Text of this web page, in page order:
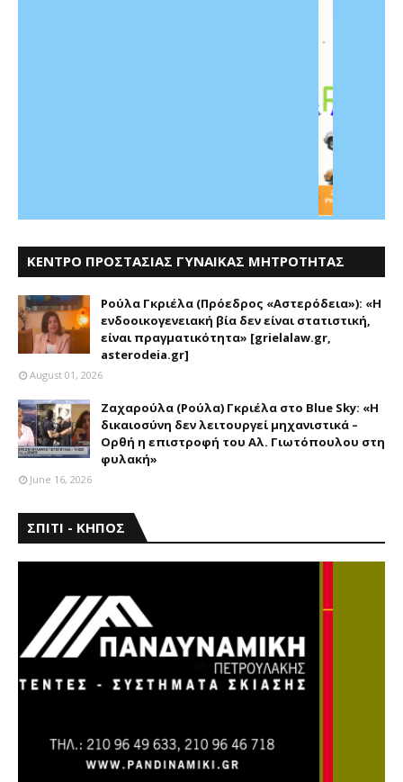
ΚΕΝΤΡΟ ΠΡΟΣΤΑΣΙΑΣ ΓΥΝΑΙΚΑΣ ΜΗΤΡΟΤΗΤΑΣ
Ρούλα Γκριέλα (Πρόεδρος «Αστερόδεια»): «Η
ενδοοικογενειακή βία δεν είναι στατιστική,
είναι πραγματικότητα» [grielalaw.gr,
asterodeia.gr]
August 01, 2026
Ζαχαρούλα (Ρούλα) Γκριέλα στο Blue Sky: «Η
δικαιοσύνη δεν λειτουργεί μηχανιστικά –
Ορθή η επιστροφή του Αλ. Γιωτόπουλου στη
φυλακή»
June 16, 2026
ΣΠΙΤΙ - ΚΗΠΟΣ